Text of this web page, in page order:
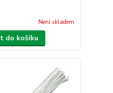
Není skladem
do košíku